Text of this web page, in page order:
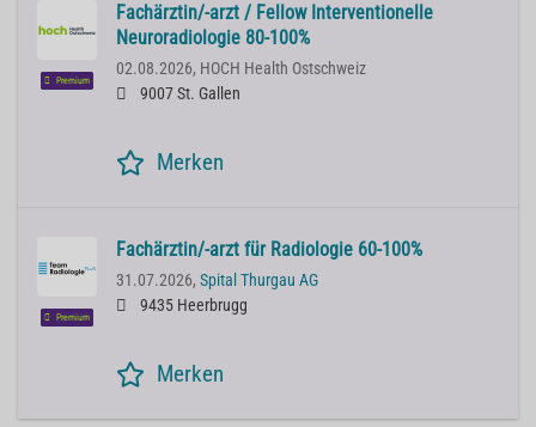
Premium
Fachärztin/-arzt / Fellow Interventionelle
Neuroradiologie 80-100%
02.08.2026, HOCH Health Ostschweiz
9007 St. Gallen
Merken
Premium
Fachärztin/-arzt für Radiologie 60-100%
31.07.2026, Spital Thurgau AG
9435 Heerbrugg
Merken